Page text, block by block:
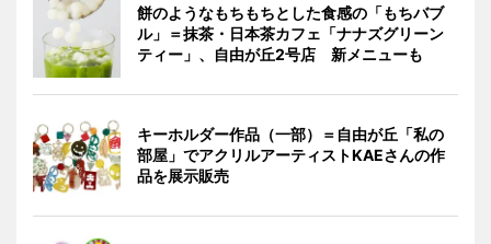
餅のようなもちもちとした食感の「もちバブ
ル」＝抹茶・日本茶カフェ「ナナズグリーン
ティー」、自由が丘2号店 新メニューも
キーホルダー作品（一部）＝自由が丘「私の
部屋」でアクリルアーティストKAEさんの作
品を展示販売